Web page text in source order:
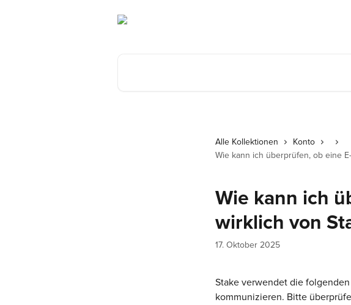
Alle Kollektionen
Konto
Wie kann ich überprüfen, ob eine
Wie kann ich
wirklich von
17. Oktober 2025
Stake verwendet die
kommunizieren. Bitte